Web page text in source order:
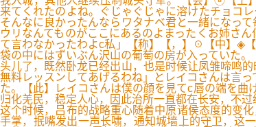
来てくれたのよね。ぐじゃぐじゃに溶けたチョコ
そんなに良かったんならワタナベ君と一緒になっ
ウリなんてものがここにあるのよまったくお姉さ
て言わなかったわよc私」【称】【，】☉【中】◈
袋の中にはずいぶん沢山の葡萄の房が入っていた
头儿了，既然卧龙已经出山，也是时候让凤雏啼鸣
無料レッスンしてあげるわね」とレイコさんは言
た。【此】レイコさんは僕の顔を見てc唇の端を
归化羌民，稳定人心，因此治所一直都在长安，不
这个时候，吕布的战略重心随着中原诸侯态度的变
手掌，抿嘴发出一声长啸，通知城墙上的守卫，这